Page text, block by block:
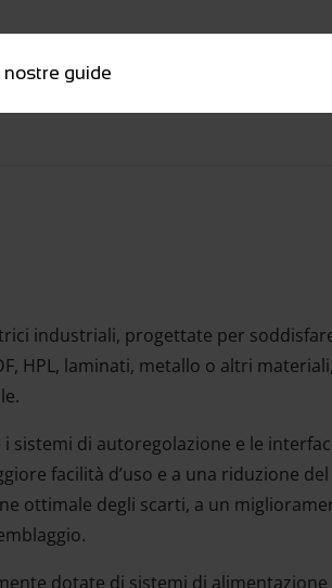
nostre guide
industriali, progettate per
HPL, laminati, metallo o altri
sistemi di autoregolazione e le
facilità d’uso e a una riduzione
ottimale degli scarti, a un
dotate di sistemi di